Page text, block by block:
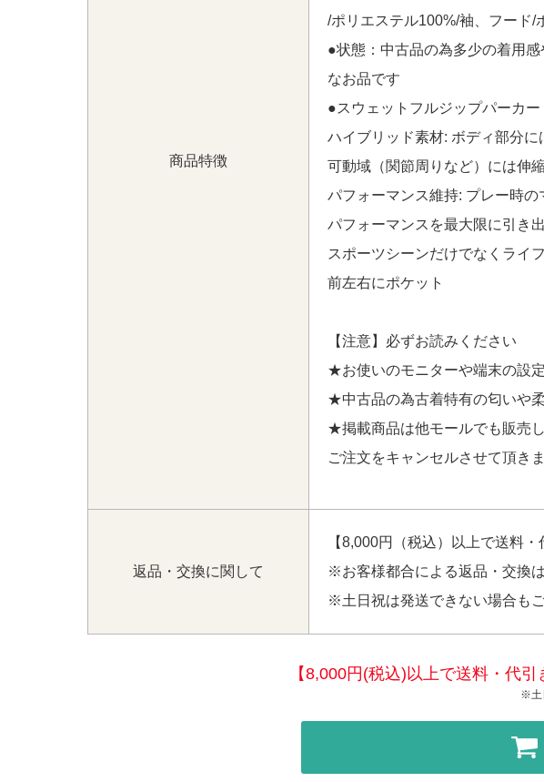
【中古 レディース セントアンドリュー
ポロシャツ M 黒 ブラック ロゴ総柄】 をお買い上げ!!ありがとうご
商品特徴
/ポリエステル100%/袖、フード/
●状態：中古品の為多少の着用
なお品です
●スウェットフルジップパーカー
ハイブリッド素材: ボディ部分に
可動域（関節周りなど）には伸
パフォーマンス維持: プレー時の
パフォーマンスを最大限に引き
スポーツシーンだけでなくライ
前左右にポケット
【注意】必ずお読みください
★お使いのモニターや端末の設
★中古品の為古着特有の匂いや
★掲載商品は他モールでも販売
ご注文をキャンセルさせて頂き
返品・交換に関して
【8,000円（税込）以上で送料・
※お客様都合による返品・交換
※土日祝は発送できない場合も
【8,000円(税込)以上で送料・代引
※土